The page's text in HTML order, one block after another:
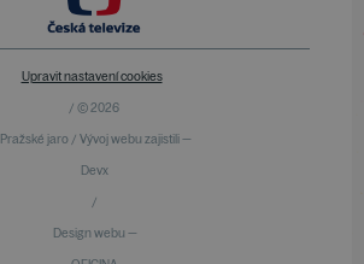
Upravit nastavení cookies
/ © 2026
Pražské jaro / Vývoj webu zajistili —
Devx
/
Design webu —